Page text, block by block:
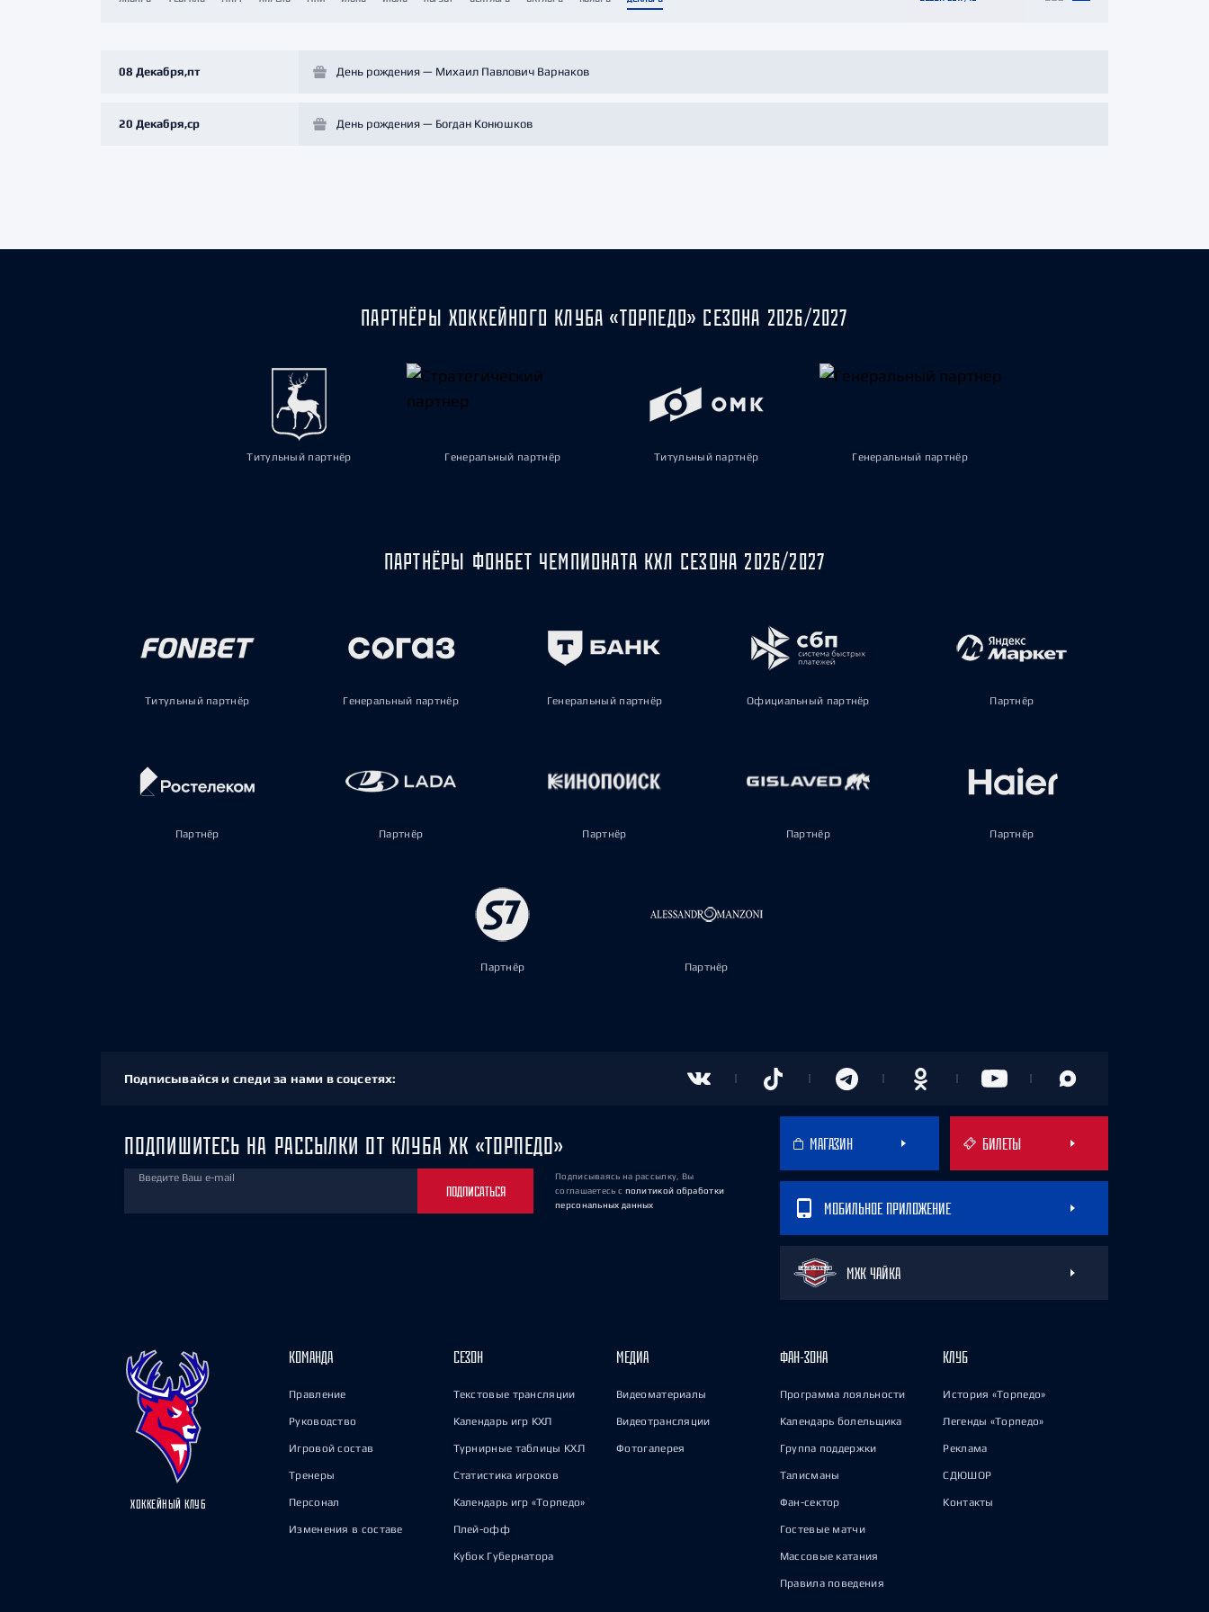
Салават Юлаев
08 Декабря,пт День рождения — Михаил Павлович Варнаков
20 Декабря,ср День рождения — Богдан Конюшков
ПАРТНЁРЫ ХОККЕЙНОГО КЛУБА «ТОРПЕДО» СЕЗОНА 2026/2027
Титульный партнёр Генеральный партнёр Титульный партнёр Генеральный партнёр
ПАРТНЁРЫ ФОНБЕТ ЧЕМПИОНАТА КХЛ СЕЗОНА 2026/2027
Титульный партнёр Генеральный партнёр Генеральный партнёр Официальный партнёр Партнёр
Партнёр Партнёр Партнёр Партнёр Партнёр
Партнёр Партнёр
Подписывайся и следи за нами в соцсетях:
ПОДПИШИТЕСЬ НА РАССЫЛКИ ОТ КЛУБА ХК «ТОРПЕДО»
Введите Ваш e-mail
ПОДПИСАТЬСЯ
Подписываясь на рассылку, Вы
соглашаетесь с политикой обработки
персональных данных
МАГАЗИН БИЛЕТЫ
МОБИЛЬНОЕ ПРИЛОЖЕНИЕ
МХК ЧАЙКА
ХОККЕЙНЫЙ КЛУБ
КОМАНДА
Правление
Руководство
Игровой состав
Тренеры
Персонал
Изменения в составе
СЕЗОН
Текстовые трансляции
Календарь игр КХЛ
Турнирные таблицы КХЛ
Статистика игроков
Календарь игр «Торпедо»
Плей-офф
Кубок Губернатора
МЕДИА
Видеоматериалы
Видеотрансляции
Фотогалерея
ФАН-ЗОНА
Программа лояльности
Календарь болельщика
Группа поддержки
Талисманы
Фан-сектор
Гостевые матчи
Массовые катания
Правила поведения
КЛУБ
История «Торпедо»
Легенды «Торпедо»
Реклама
СДЮШОР
Контакты